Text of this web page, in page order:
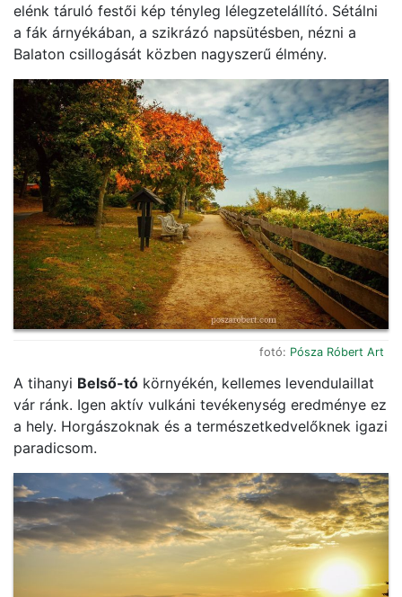
elénk táruló festői kép tényleg lélegzetelállító. Sétálni
a fák árnyékában, a szikrázó napsütésben, nézni a
Balaton csillogását közben nagyszerű élmény.
fotó: Pósza Róbert Art
A tihanyi Belső-tó környékén, kellemes levendulaillat
vár ránk. Igen aktív vulkáni tevékenység eredménye ez
a hely. Horgászoknak és a természetkedvelőknek igazi
paradicsom.